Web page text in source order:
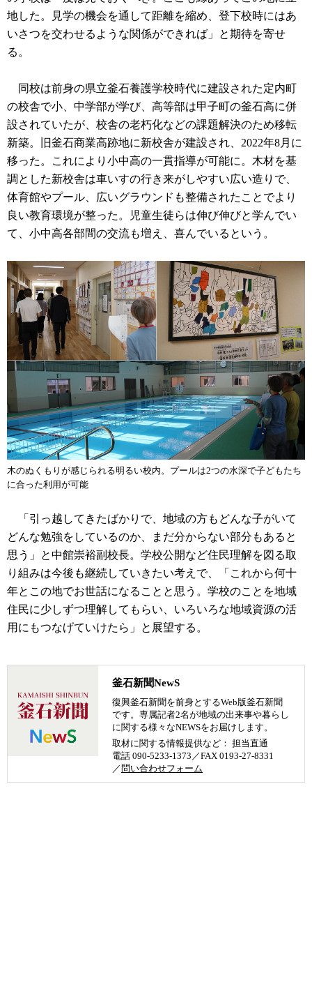
地した。見学の機会を通して距離を縮め、登下校時にはあ
いさつを交わせるような関係ができれば」と期待を寄せ
る。
同校は前身の県立釜石養護学校時代に建設された定内町
の校舎で小、中学部が学び、高等部は甲子町の釜石高に併
設されていたが、校舎の老朽化などの課題解決のため移転
新築。旧釜石商業高跡地に新校舎が建設され、2022年8月に
移った。これにより小中高の一貫指導が可能に。木材を基
調とした新校舎は車いすの行き来がしやすい広い造りで、
体育館やプール、広いグラウンドも整備されたことでより
良い教育環境が整った。児童生徒らは伸び伸びと学んでい
て、小中高各部間の交流も増え、喜んでいるという。
木のぬくもりが感じられる明るい校内。プールは2つの水深で子どもたち
に合った利用が可能
「引っ越してきたばかりで、地域の方もどんな子がいて
どんな勉強をしているのか、まだ分からない部分もあると
思う」と中館崇裕副校長。学校公開など住民理解を図る取
り組みは今後も継続していきたい考えで、「これから何十
年とこの地でお世話になることと思う。学校のことを地域
住民に少しずつ理解してもらい、いろいろな地域資源の活
用にもつなげていけたら」と展望する。
釜石新聞NewS
復興釜石新聞を前身とするWeb版釜石新聞
です。専属記者2名が地域の出来事や暮らし
に関する様々なNEWSをお届けします。
取材に関する情報提供など： 担当直通
電話 090-5233-1373／FAX 0193-27-8331
／ 問い合わせフォーム